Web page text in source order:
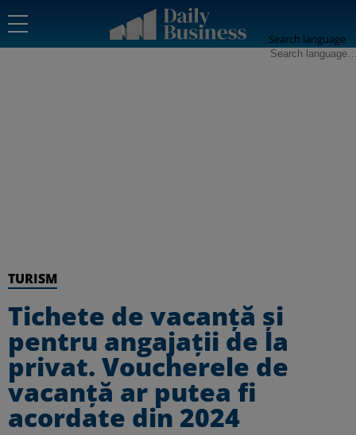
Search language
TURISM
Tichete de vacanţă şi
pentru angajaţii de la
privat. Voucherele de
vacanţă ar putea fi
acordate din 2024